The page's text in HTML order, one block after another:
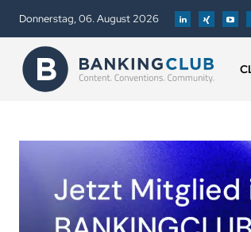
Donnerstag, 06. August 2026